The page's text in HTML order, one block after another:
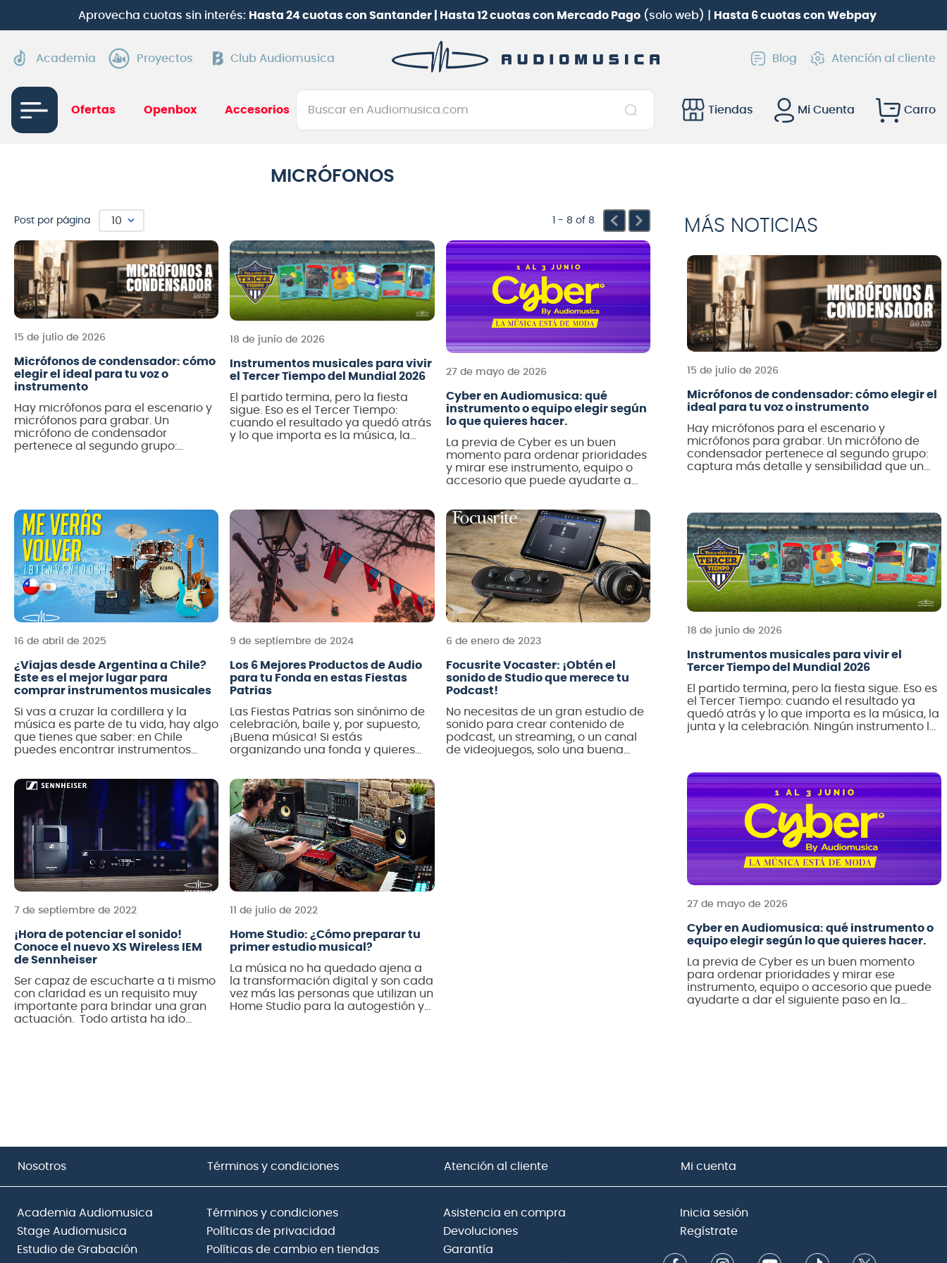
Aprovecha cuotas sin interés: Hasta 24 cuotas con Santander | Hasta 12 cuotas con Mercado Pago(solo web) | Hasta 6 cuotas con Webpay
Academia Proyectos Club Audiomusica Blog Atención al cliente
Ofertas Openbox Accesorios
Buscar en Audiomusica.com
Tiendas
Mi Cuenta
MICRÓFONOS
Post por página 10 1 - 8of 8
15 de julio de 2026
Micrófonos de condensador: cómo
elegir el ideal para tu voz o
instrumento
Hay micrófonos para el escenario y
micrófonos para grabar. Un
micrófono de condensador
pertenece al segundo grupo:
profesionales. En esta guía de
Audiomusica te explicamos cómo
elegir el tuyo, con opciones para […]
18 de junio de 2026
Instrumentos musicales para vivir
el Tercer Tiempo del Mundial 2026
El partido termina, pero la fiesta
sigue. Eso es el Tercer Tiempo:
cuando el resultado ya quedó atrás
y lo que importa es la música, la
27 de mayo de 2026
Cyber en Audiomusica: qué
instrumento o equipo elegir según
lo que quieres hacer.
La previa de Cyber es un buen
momento para ordenar prioridades
y mirar ese instrumento, equipo o
accesorio que puede ayudarte a
16 de abril de 2025
¿Viajas desde Argentina a Chile?
Este es el mejor lugar para
comprar instrumentos musicales
Si vas a cruzar la cordillera y la
música es parte de tu vida, hay algo
que tienes que saber: en Chile
puedes encontrar instrumentos
especializadas como Audiomusica.
Miles de personas, especialmente
desde Argentina, ya han
aprovechado la oportunidad para
comprar guitarras, teclados,
micrófonos, equipos de […]
9 de septiembre de 2024
Los 6 Mejores Productos de Audio
para tu Fonda en estas Fiestas
Patrias
Las Fiestas Patrias son sinónimo de
celebración, baile y, por supuesto,
¡Buena música! Si estás
organizando una fonda y quieres
necesitas un equipo de audio que
haga vibrar cada rincón. Sigue
leyendo y descubre los 6 mejores
productos de Audiomusica para
hacer de […]
6 de enero de 2023
Focusrite Vocaster: ¡Obtén el
sonido de Studio que merece tu
Podcast!
No necesitas de un gran estudio de
sonido para crear contenido de
podcast, un streaming, o un canal
de videojuegos, solo una buena
7 de septiembre de 2022
¡Hora de potenciar el sonido!
Conoce el nuevo XS Wireless IEM
de Sennheiser
Ser capaz de escucharte a ti mismo
con claridad es un requisito muy
importante para brindar una gran
actuación. Todo artista ha ido
11 de julio de 2022
Home Studio: ¿Cómo preparar tu
primer estudio musical?
La música no ha quedado ajena a
la transformación digital y son cada
vez más las personas que utilizan un
Home Studio para la autogestión y
MÁS NOTICIAS
15 de julio de 2026
Micrófonos de condensador: cómo elegir el
ideal para tu voz o instrumento
Hay micrófonos para el escenario y
micrófonos para grabar. Un micrófono de
condensador pertenece al segundo grupo:
captura más detalle y sensibilidad que un
de Audiomusica te explicamos cómo elegir
el tuyo, con opciones para […]
18 de junio de 2026
Instrumentos musicales para vivir el
Tercer Tiempo del Mundial 2026
El partido termina, pero la fiesta sigue. Eso es
el Tercer Tiempo: cuando el resultado ya
quedó atrás y lo que importa es la música, la
junta y la celebración. Ningún instrumento le
27 de mayo de 2026
Cyber en Audiomusica: qué instrumento o
equipo elegir según lo que quieres hacer.
La previa de Cyber es un buen momento
para ordenar prioridades y mirar ese
instrumento, equipo o accesorio que puede
ayudarte a dar el siguiente paso en la
Nosotros Términos y condiciones Atención al cliente Mi cuenta
Academia Audiomusica
Stage Audiomusica
Estudio de Grabación
Términos y condiciones
Políticas de privacidad
Políticas de cambio en tiendas
Asistencia en compra
Devoluciones
Garantía
Inicia sesión
Regístrate
1.
guitarra electrica
4.
pioneerdj
5.
amplificador
6.
guitarra
7.
teclado
8.
micrófono
9.
bateria